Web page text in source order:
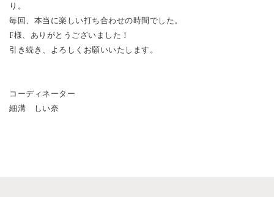
り。
毎回、本当に楽しい打ち合わせの時間でした。
F様、ありがとうございました！
引き続き、よろしくお願いいたします。
コーディネーター
細溝 しい奈